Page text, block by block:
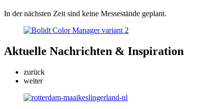
In der nächsten Zeit sind keine Messestände geplant.
Aktuelle Nachrichten & Inspiration
zurück
weiter